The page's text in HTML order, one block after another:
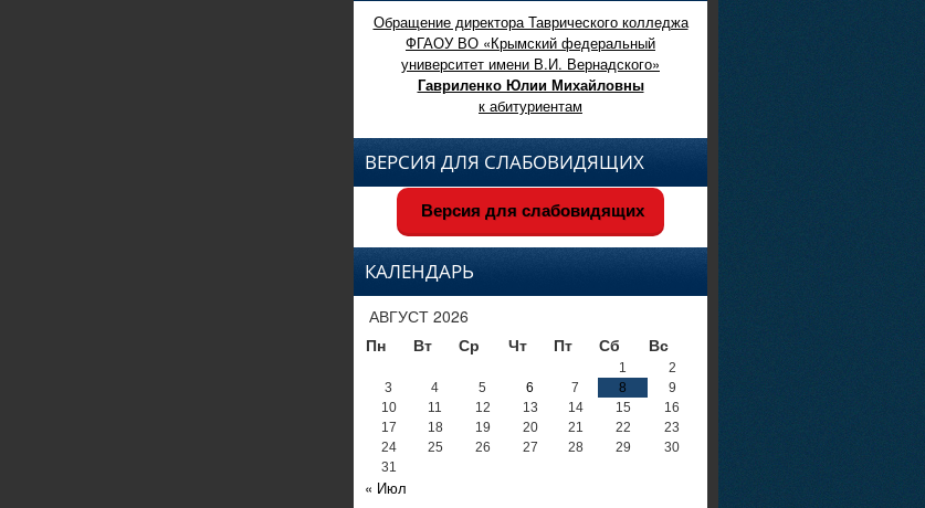
Обращение директора Таврического колледжа
ФГАОУ ВО «Крымский федеральный
университет имени В.И. Вернадского»
Гавриленко Юлии Михайловны
к абитуриентам
ВЕРСИЯ ДЛЯ СЛАБОВИДЯЩИХ
Версия для слабовидящих
КАЛЕНДАРЬ
АВГУСТ 2026
Пн
Вт Ср Чт Пт Сб Вс
1
2
3
4 5 6 7 8
9
10
11 12 13 14 15
16
17
18 19 20 21 22
23
24
25 26 27 28 29
30
31
« Июл